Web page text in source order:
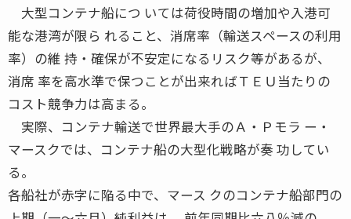
大型コンテナ船につ いては荷役時間の増加や入港可
能な港湾が限ら れること、消席率（輸送スペースの利用
率）の維 持・確保が不安定になるリスク等があるが、
消席 率を高水準で保つことが出来ればＴＥＵ当たりの
コスト競争力は高まる。
実際、コンテナ輸送で世界最大手のＡ・Ｐモラ ー・
マースクでは、コンテナ船の大型化戦略が奏 功してい
る。
各船社が赤字に陥る中で、マース クのコンテナ船部門の